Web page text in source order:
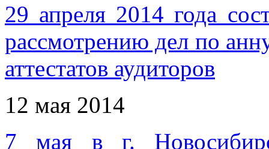
29 апреля 2014 года
рассмотрению дел по
аттестатов аудиторов
12 мая 2014
7 мая в г.